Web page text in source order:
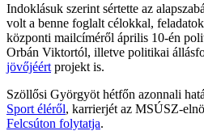
Indoklásuk szerint sértette az
volt a benne foglalt célokkal,
központi mailcíméről április 10-én
Orbán Viktortól, illetve politikai
jövőjéért projekt is.
Szöllősi Györgyöt hétfőn azonnali
Sport éléről, karrierjét az MSÚSZ-
Felcsúton folytatja.